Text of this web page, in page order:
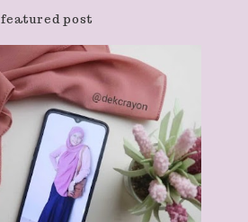
featured post